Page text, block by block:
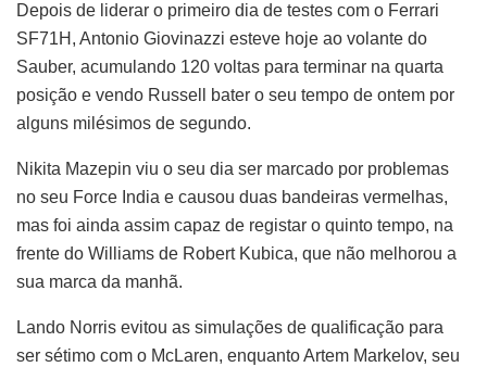
Depois de liderar o primeiro dia de testes com o Ferrari
SF71H, Antonio Giovinazzi esteve hoje ao volante do
Sauber, acumulando 120 voltas para terminar na quarta
posição e vendo Russell bater o seu tempo de ontem por
alguns milésimos de segundo.
Nikita Mazepin viu o seu dia ser marcado por problemas
no seu Force India e causou duas bandeiras vermelhas,
mas foi ainda assim capaz de registar o quinto tempo, na
frente do Williams de Robert Kubica, que não melhorou a
sua marca da manhã.
Lando Norris evitou as simulações de qualificação para
ser sétimo com o McLaren, enquanto Artem Markelov, seu